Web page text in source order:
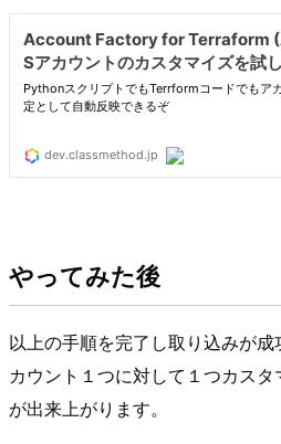
やってみた後
以上の手順を完了し取り込みが
カウント１つに対して１つカス
が出来上がります。